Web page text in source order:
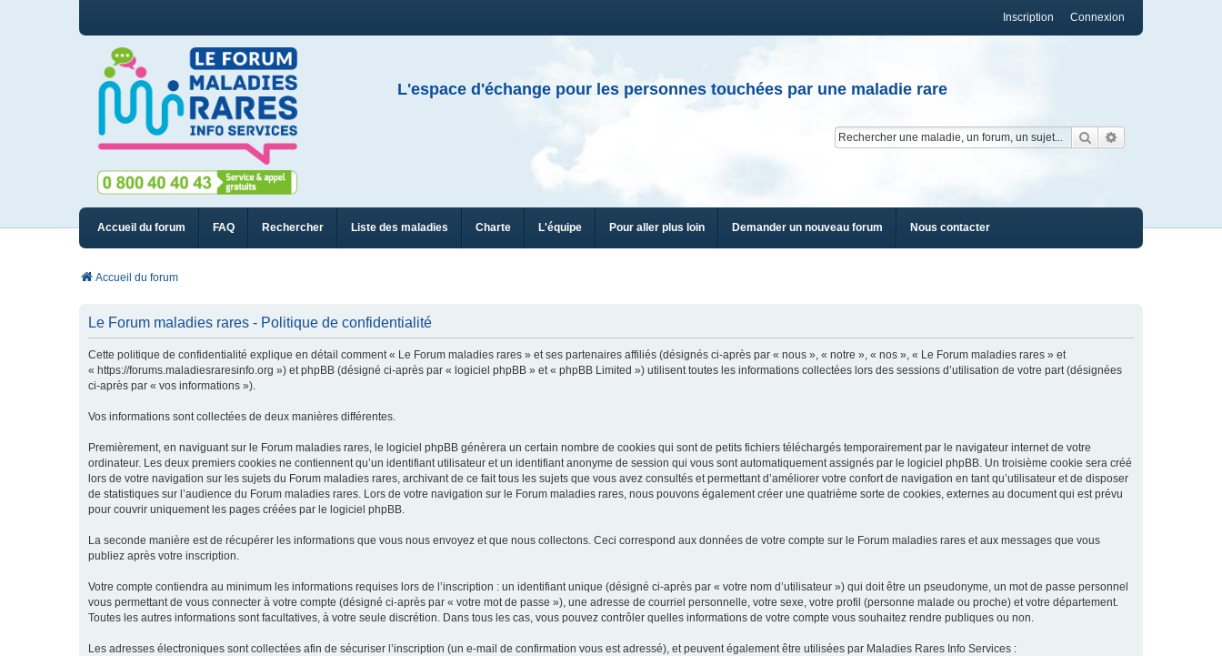
Connexion
Inscription
L'espace d'échange pour les personnes touchées par une maladie rare
Rechercher
Accueil du forum FAQ Rechercher Liste des maladies Charte L'équipe Pour aller plus loin Demander un nouveau forum Nous contacter
Accueil du forum
Le Forum maladies rares - Politique de confidentialité
Cette politique de confidentialité explique en détail comment « Le Forum maladies rares » et ses partenaires affiliés (désignés ci-après par « nous », « notre », « nos », « Le Forum maladies rares » et
« https://forums.maladiesraresinfo.org ») et phpBB (désigné ci-après par « logiciel phpBB » et « phpBB Limited ») utilisent toutes les informations collectées lors des sessions d’utilisation de votre part (désignées
ci-après par « vos informations »).
Vos informations sont collectées de deux manières différentes.
Premièrement, en naviguant sur le Forum maladies rares, le logiciel phpBB génèrera un certain nombre de cookies qui sont de petits fichiers téléchargés temporairement par le navigateur internet de votre
ordinateur. Les deux premiers cookies ne contiennent qu’un identifiant utilisateur et un identifiant anonyme de session qui vous sont automatiquement assignés par le logiciel phpBB. Un troisième cookie sera créé
lors de votre navigation sur les sujets du Forum maladies rares, archivant de ce fait tous les sujets que vous avez consultés et permettant d’améliorer votre confort de navigation en tant qu’utilisateur et de disposer
de statistiques sur l’audience du Forum maladies rares. Lors de votre navigation sur le Forum maladies rares, nous pouvons également créer une quatrième sorte de cookies, externes au document qui est prévu
pour couvrir uniquement les pages créées par le logiciel phpBB.
La seconde manière est de récupérer les informations que vous nous envoyez et que nous collectons. Ceci correspond aux données de votre compte sur le Forum maladies rares et aux messages que vous
publiez après votre inscription.
Votre compte contiendra au minimum les informations requises lors de l’inscription : un identifiant unique (désigné ci-après par « votre nom d’utilisateur ») qui doit être un pseudonyme, un mot de passe personnel
vous permettant de vous connecter à votre compte (désigné ci-après par « votre mot de passe »), une adresse de courriel personnelle, votre sexe, votre profil (personne malade ou proche) et votre département.
Toutes les autres informations sont facultatives, à votre seule discrétion. Dans tous les cas, vous pouvez contrôler quelles informations de votre compte vous souhaitez rendre publiques ou non.
Les adresses électroniques sont collectées afin de sécuriser l’inscription (un e-mail de confirmation vous est adressé), et peuvent également être utilisées par Maladies Rares Info Services :